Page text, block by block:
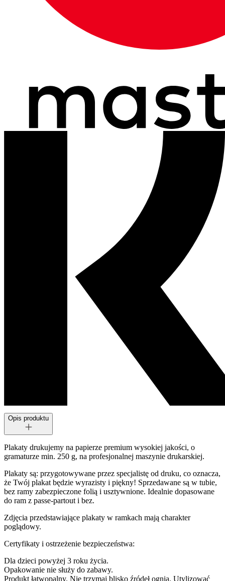
Opis produktu
Plakaty drukujemy na papierze premium wysokiej jakości, o
gramaturze min. 250 g, na profesjonalnej maszynie drukarskiej.
Plakaty są: przygotowywane przez specjalistę od druku, co oznacza,
że Twój plakat będzie wyrazisty i piękny! Sprzedawane są w tubie,
bez ramy zabezpieczone folią i usztywnione. Idealnie dopasowane
do ram z passe-partout i bez.
Zdjęcia przedstawiające plakaty w ramkach mają charakter
poglądowy.
Certyfikaty i ostrzeżenie bezpieczeństwa:
Dla dzieci powyżej 3 roku życia.
Opakowanie nie służy do zabawy.
Produkt łatwopalny. Nie trzymaj blisko źródeł ognia. Utylizować